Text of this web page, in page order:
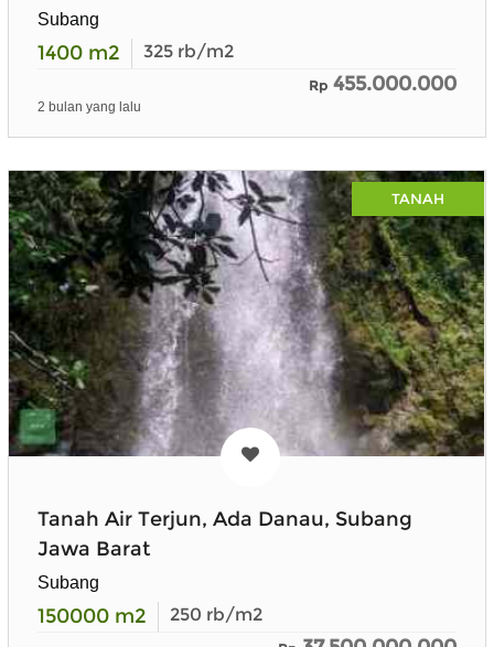
Subang
1400 m2 325 rb/m2
Rp 455.000.000
2 bulan yang lalu
TANAH
Tanah Air Terjun, Ada Danau, Subang
Jawa Barat
Subang
150000 m2 250 rb/m2